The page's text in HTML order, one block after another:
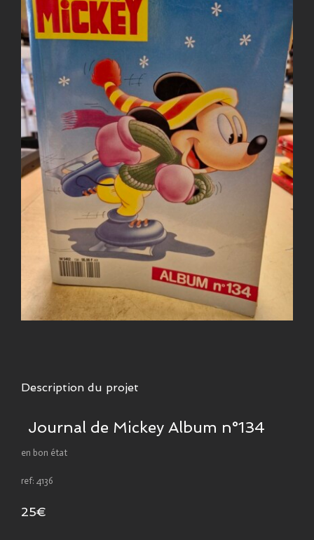
Description du projet
Journal de Mickey Album n°134
en bon état
ref: 4136
25€